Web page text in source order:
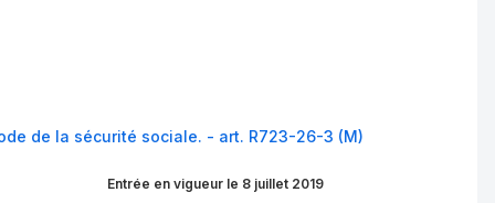
de la sécurité sociale. - art. R723-26-3 (M)
Entrée en vigueur le 8 juillet 2019